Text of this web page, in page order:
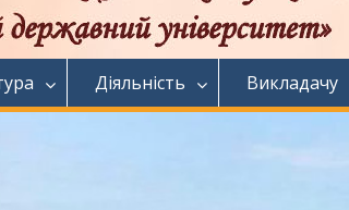
Діяльність Викладачу